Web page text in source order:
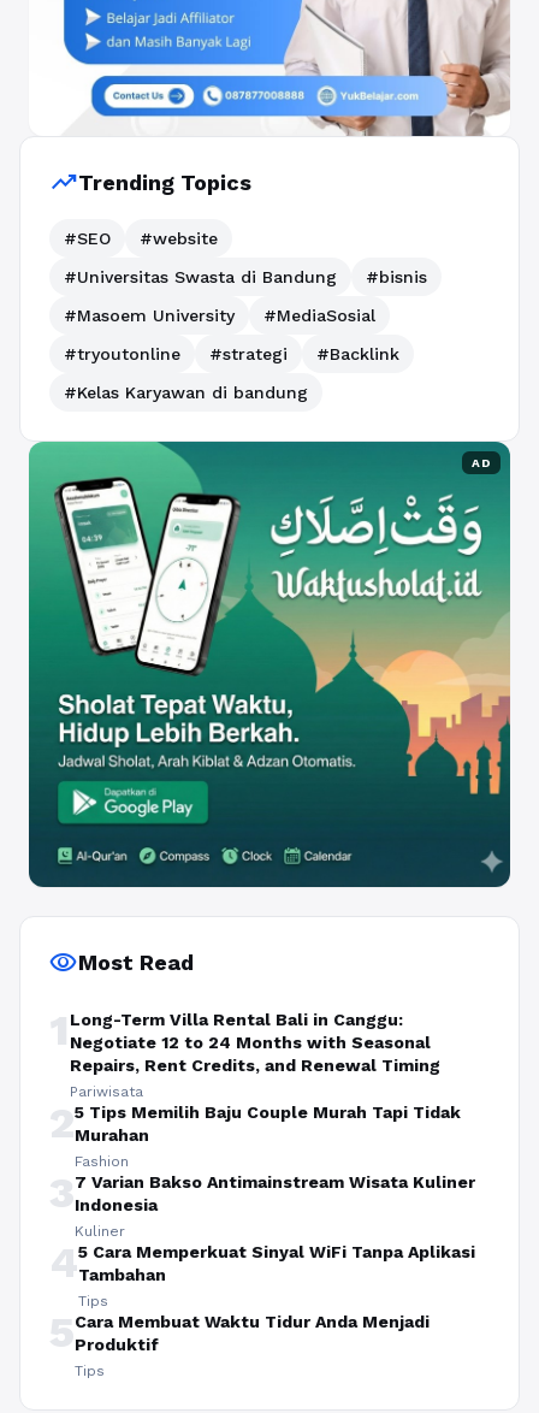
trending_upTrending Topics
#SEO
#website
#Universitas Swasta di Bandung
#bisnis
#Masoem University
#MediaSosial
#tryoutonline
#strategi
#Backlink
#Kelas Karyawan di bandung
AD
visibilityMost Read
1 Long-Term Villa Rental Bali in Canggu:
Negotiate 12 to 24 Months with Seasonal
Repairs, Rent Credits, and Renewal Timing
Pariwisata
25 Tips Memilih Baju Couple Murah Tapi Tidak
Murahan
Fashion
37 Varian Bakso Antimainstream Wisata Kuliner
Indonesia
Kuliner
45 Cara Memperkuat Sinyal WiFi Tanpa Aplikasi
Tambahan
Tips
5Cara Membuat Waktu Tidur Anda Menjadi
Produktif
Tips